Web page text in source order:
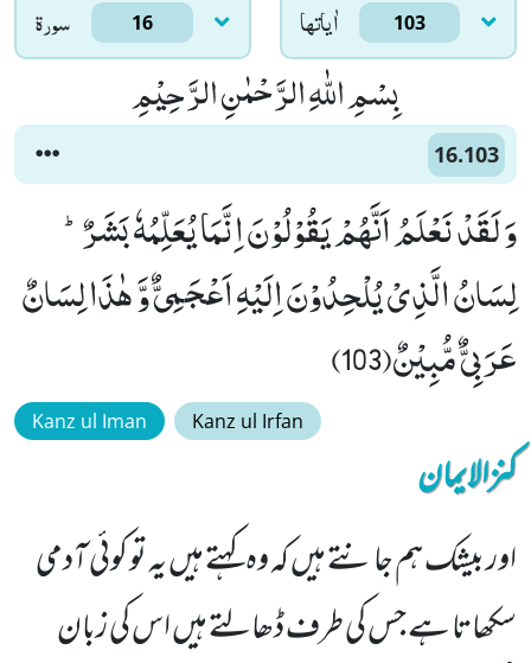
سورۃ 16 اٰياتها 103
بِسْمِ اللّٰهِ الرَّحْمٰنِ الرَّحِیْمِ
16.103
وَ لَقَدْ نَعْلَمُ اَنَّهُمْ یَقُوْلُوْنَ اِنَّمَا یُعَلِّمُهٗ بَشَرٌؕ-
لِسَانُ الَّذِیْ یُلْحِدُوْنَ اِلَیْهِ اَعْجَمِیٌّ وَّ هٰذَا لِسَانٌ
عَرَبِیٌّ مُّبِیْنٌ(103)
Kanz ul Iman Kanz ul Irfan
کنزالایمان
اور بیشک ہم جانتے ہیں کہ وہ کہتے ہیں یہ تو کوئی آدمی
سکھاتا ہے جس کی طرف ڈھالتے ہیں اس کی زبان